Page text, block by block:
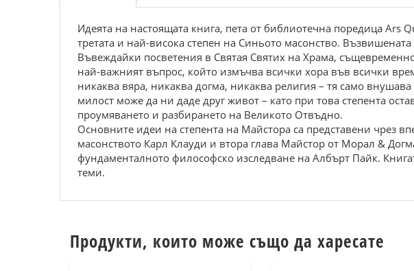
Идеята на настоящата книга, пета от библиотечна поредица Аrs
третата и най-висока степен на Синьото масонство.
Въвеждайки посветения в Святая Святих на Храма,
най-важният въпрос, който измъчва всички хора във всички
никаква вяра, никаква догма, никаква религия – тя само
милост може да ни даде друг живот – като при това степента
проумяването и разбирането на Великото Отвъдно.
Основните идеи на степента на Майстора са представени чрез
масонството Карл Клауди и втора глава Майстор от Морал &
фундаменталното философско изследване на Албърт Пайк.
теми.
Продукти, които може също да харесате